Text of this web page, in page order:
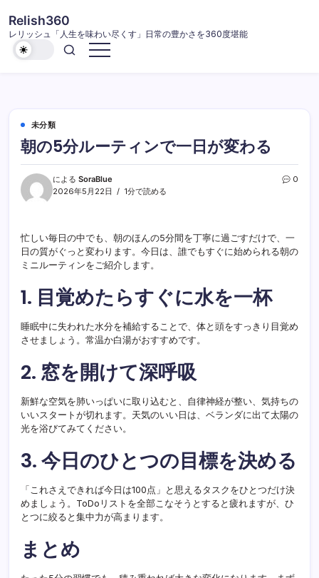
ン
テ
Relish360
レリッシュ「人生を味わい尽くす」日常の豊かさを360度堪能
未分類
朝の5分ルーティンで一日が変わる
による SoraBlue
2026年5月22日
1分で読める
0
忙しい毎日の中でも、朝のほんの5分間を丁寧に過ごすだけで、一
日の質がぐっと変わります。今日は、誰でもすぐに始められる朝の
ミニルーティンをご紹介します。
1. 目覚めたらすぐに水を一杯
睡眠中に失われた水分を補給することで、体と頭をすっきり目覚め
させましょう。常温か白湯がおすすめです。
2. 窓を開けて深呼吸
新鮮な空気を肺いっぱいに取り込むと、自律神経が整い、気持ちの
いいスタートが切れます。天気のいい日は、ベランダに出て太陽の
光を浴びてみてください。
3. 今日のひとつの目標を決める
「これさえできれば今日は100点」と思えるタスクをひとつだけ決
めましょう。ToDoリストを全部こなそうとすると疲れますが、ひ
とつに絞ると集中力が高まります。
まとめ